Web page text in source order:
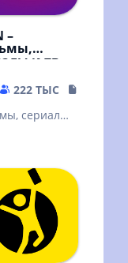
–
и тв
222 ТЫС
сериалы